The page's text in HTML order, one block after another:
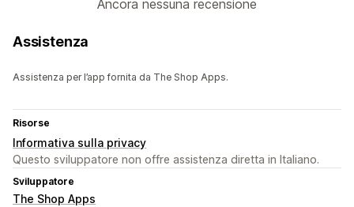
Ancora nessuna recensione
Assistenza
Assistenza per l’app fornita da The Shop Apps.
Risorse
Informativa sulla privacy
Questo sviluppatore non offre assistenza diretta in Italiano.
Sviluppatore
The Shop Apps